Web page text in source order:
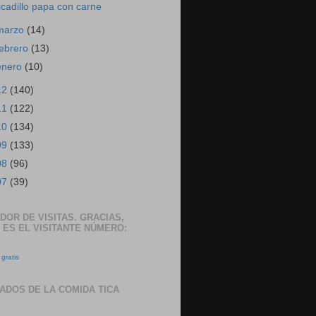
papa con carne
(14)
(13)
(10)
(140)
(122)
(134)
(133)
(96)
(39)
DE VISITAS. GRACIAS,
ES EL VISITANTE NÚMERO:
DE LA COMIDA TICA